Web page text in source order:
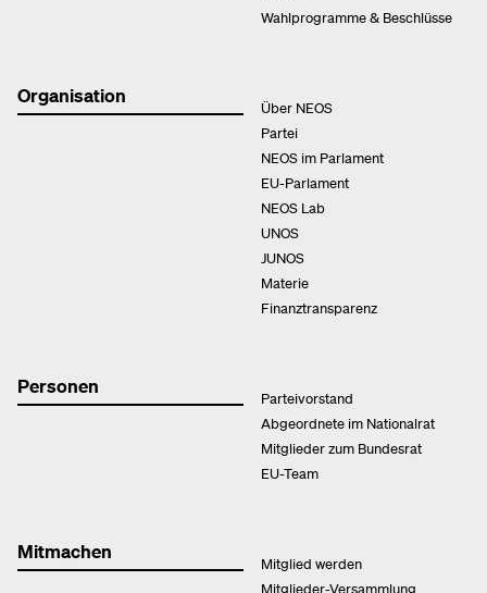
Wahlprogramme & Beschlüsse
Organisation
Über NEOS
Partei
NEOS im Parlament
EU-Parlament
NEOS Lab
UNOS
JUNOS
Materie
Finanztransparenz
Personen
Parteivorstand
Abgeordnete im Nationalrat
Mitglieder zum Bundesrat
EU-Team
Mitmachen
Mitglied werden
Mitglieder-Versammlung